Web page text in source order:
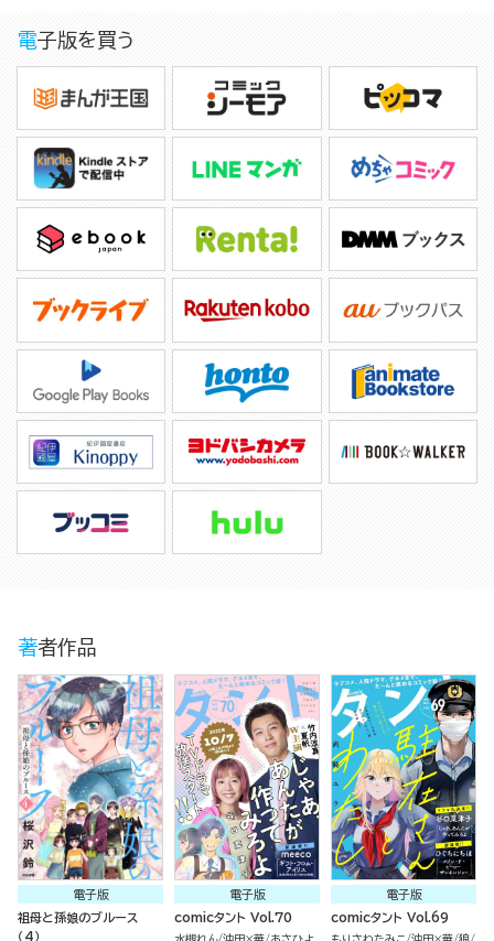
電子版を買う
著者作品
電子版
祖母と孫娘のブルース
（4）
電子版
comicタント Vol.70
電子版
comicタント Vol.69